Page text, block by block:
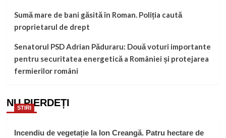
Sumă mare de bani găsită în Roman. Poliția caută
proprietarul de drept
Senatorul PSD Adrian Păduraru: Două voturi importante
pentru securitatea energetică a României și protejarea
fermierilor români
NU PIERDEȚI
STIRI
Incendiu de vegetație la Ion Creangă. Patru hectare de